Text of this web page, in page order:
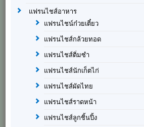
แฟรนไชส์อาหาร
แฟรนไชน์ก๋วยเตี๋ยว
แฟรนไชส์กล้วยทอด
แฟรนไชส์ติ่มซำ
แฟรนไชส์นักเก็ตไก่
แฟรนไชส์ผัดไทย
แฟรนไชส์ราดหน้า
แฟรนไชส์ลูกชิ้นปิ้ง